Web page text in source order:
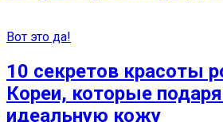
Вот это да!
10 секретов красоты
Кореи, которые
идеальную кожу